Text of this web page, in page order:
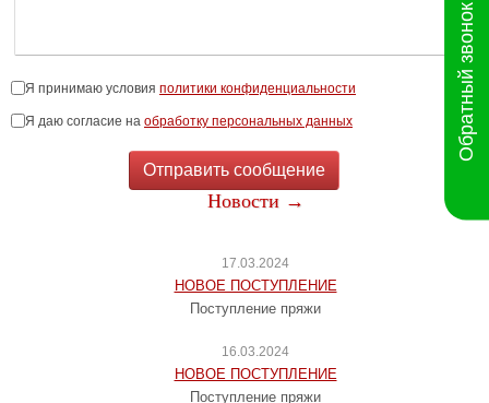
Я принимаю условия политики конфиденциальности
Я даю согласие на обработку персональных данных
Отправить сообщение
Новости →
17.03.2024
НОВОЕ ПОСТУПЛЕНИЕ
Поступление пряжи
16.03.2024
НОВОЕ ПОСТУПЛЕНИЕ
Поступление пряжи
Обратный звонок